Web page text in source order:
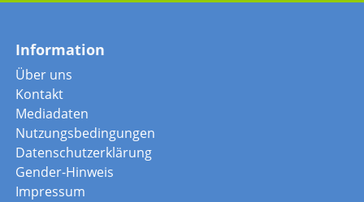
Information
Über uns
Kontakt
Mediadaten
Nutzungsbedingungen
Datenschutzerklärung
Gender-Hinweis
Impressum